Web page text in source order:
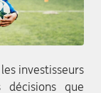
investisseurs
décisions que